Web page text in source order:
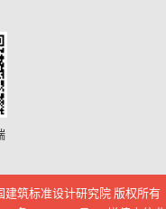
建筑标准设计研究院 版权所有